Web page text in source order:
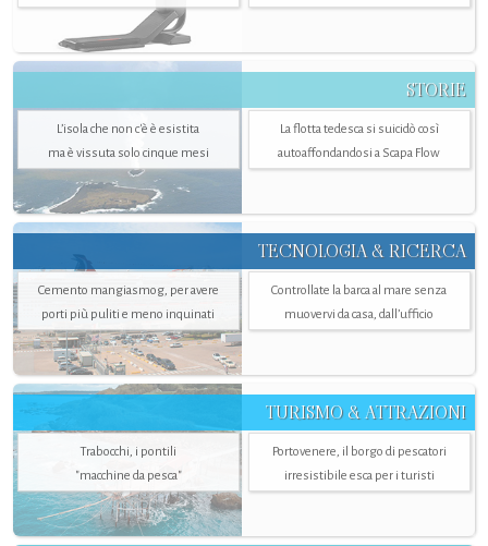
STORIE
L’isola che non c'è è esistita
ma è vissuta solo cinque mesi
La flotta tedesca si suicidò così
autoaffondandosi a Scapa Flow
TECNOLOGIA & RICERCA
Cemento mangiasmog, per avere
porti più puliti e meno inquinati
Controllate la barca al mare senza
muovervi da casa, dall’ufficio
TURISMO & ATTRAZIONI
Trabocchi, i pontili
"macchine da pesca"
Portovenere, il borgo di pescatori
irresistibile esca per i turisti